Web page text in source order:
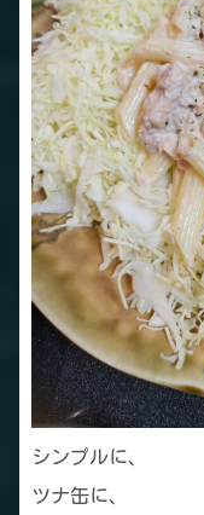
シンプルに、
ツナ缶に、